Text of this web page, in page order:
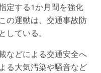
定する1か月間を強化
の運動は、交通事故防
ている。
などによる交通安全へ
る大気汚染や騒音など